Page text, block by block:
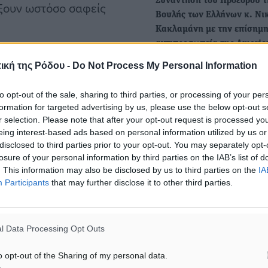
της Ρόδου - Do Not Process My Personal Information
opt-out of the sale, sharing to third parties, or processing of your
for targeted advertising by us, please use the below opt-out
selection. Please note that after your opt-out request is processed
interest-based ads based on personal information utilized by us
to third parties prior to your opt-out. You may separately
of your personal information by third parties on the IAB’s list of
This information may also be disclosed by us to third parties on the
Participants that may further disclose it to other third parties.
Data Processing Opt Outs
opt-out of the Sharing of my personal data.
ωστόσο σαφείς
μόλις τις
12-2016 αναρτήθηκε στο
Αιτήσεως προς
που
μετανάστευσης
τους στο Εθνικό
ο κ. Κακλαμάνης.
ζητεί να
δουλεμπόρων
Γιατί καθυστέρησε επί
Βουλής των Ελλήνων κ.
Κακλαμάνη με την επίσημη
αντιπροσωπεία της
«Είσαστε η πιο ισχυρή φωνή
και στα…
Τον Νικήτα Κακλαμάνη
ο πρωθυπουργός για
Βουλής
Τον Νικήτα Κακλαμάνη
για Πρόεδρο της Βουλής ο